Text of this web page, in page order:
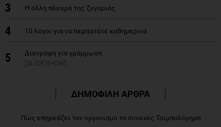
3 Η άλλη πλευρά της ζυγαριάς
4 10 λόγοι για να περπατάτε καθημερινά
5
Διατροφή για γράμμωση
[SLIDESHOW]
ΔΗΜΟΦΙΛΗ ΑΡΘΡΑ
Πώς επηρεάζει τον οργανισμό το συνεχές Τσιμπολόγημα